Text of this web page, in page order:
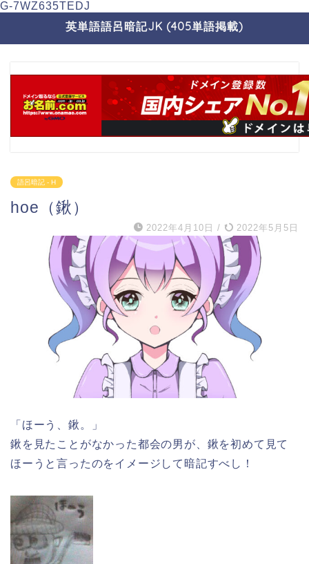
G-7WZ635TEDJ
英単語語呂暗記JK (405単語掲載)
語呂暗記 - H
hoe（鍬）
2022年4月10日 / 2022年5月5日
「ほーう、鍬。」
鍬を見たことがなかった都会の男が、鍬を初めて見て
ほーうと言ったのをイメージして暗記すべし！